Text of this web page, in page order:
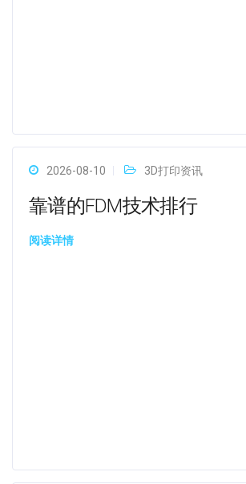
2026-08-10 3D打印资讯
靠谱的FDM技术排行
阅读详情